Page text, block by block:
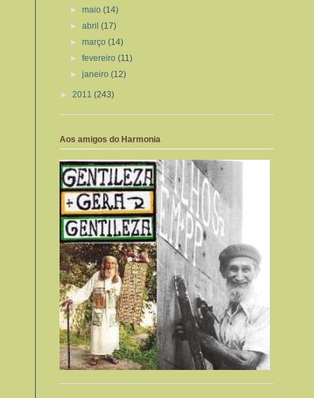
►maio(14)
►abril(17)
►março(14)
►fevereiro(11)
►janeiro(12)
► 2011 (243)
Aos amigos do Harmonia